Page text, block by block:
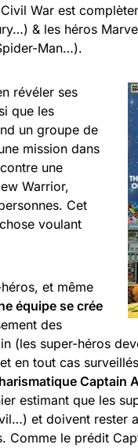
War est
& les héros
Man…).
révéler ses
que les
un groupe de
mission dans
une
Warrior,
Cet
voulant
et même
équipe se crée
des
(les super-héros
en tout cas
Captain
estimant que les
et doivent rester
Comme le prédit